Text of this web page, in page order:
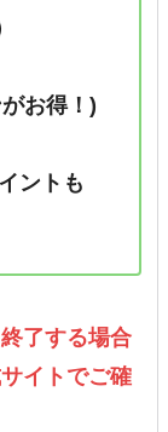
お得！)
ントも
了する場合
イトでご確